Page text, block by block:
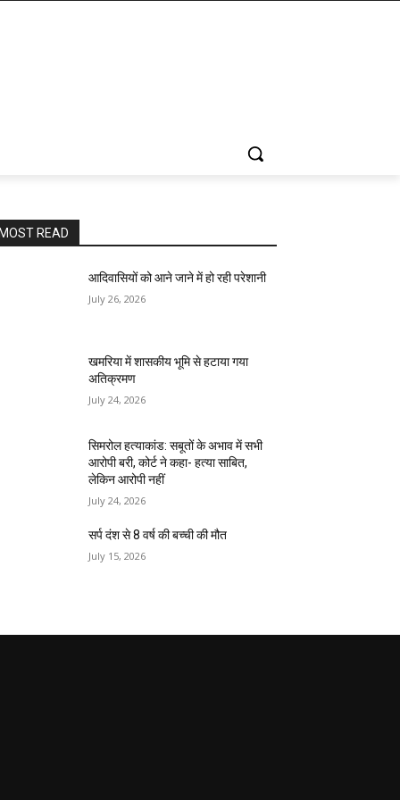
READ
आदिवासियों को आने जाने में हो रही परेशानी
July 26, 2026
खमरिया में शासकीय भूमि से हटाया गया
अतिक्रमण
July 24, 2026
सिमरोल हत्याकांड: सबूतों के अभाव में सभी
आरोपी बरी, कोर्ट ने कहा- हत्या साबित,
लेकिन आरोपी नहीं
July 24, 2026
सर्प दंश से 8 वर्ष की बच्ची की मौत
July 15, 2026